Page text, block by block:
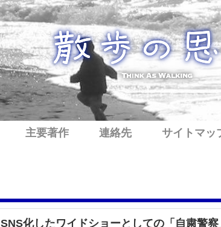
主要著作 連絡先 サイトマッ
SNS化したワイドショーとしての「自粛警察